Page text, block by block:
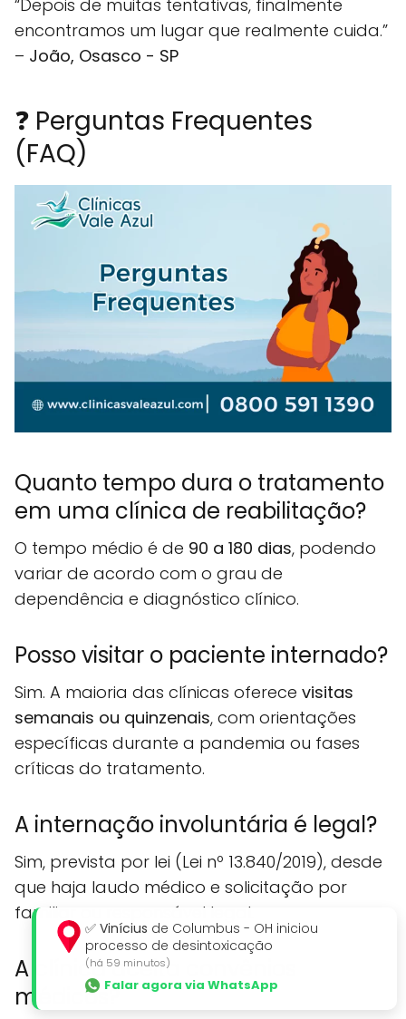
“Depois de muitas tentativas, finalmente
encontramos um lugar que realmente cuida.”
– João, Osasco - SP
❓ Perguntas Frequentes
(FAQ)
Quanto tempo dura o tratamento
em uma clínica de reabilitação?
O tempo médio é de 90 a 180 dias, podendo
variar de acordo com o grau de
dependência e diagnóstico clínico.
Posso visitar o paciente internado?
Sim. A maioria das clínicas oferece visitas
semanais ou quinzenais, com orientações
específicas durante a pandemia ou fases
críticas do tratamento.
A internação involuntária é legal?
Sim, prevista por lei (Lei nº 13.840/2019), desde
que haja laudo médico e solicitação por
familiar ou responsável legal.
A clínica aceita convênios
médicos?
✅ Vinícius de Columbus - OH iniciou
processo de desintoxicação
(há 59 minutos)
Falar agora via WhatsApp